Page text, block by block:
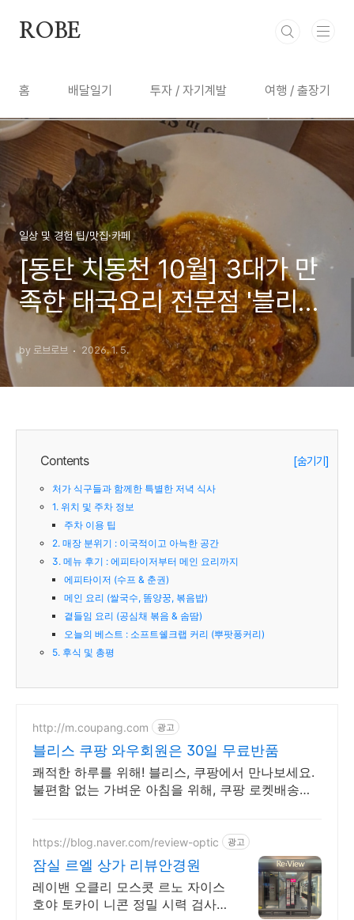
ROBE
홈 배달일기 투자 / 자기계발 여행 / 출장기
일상 및 경험 팁/맛집·카페
[동탄 치동천 10월] 3대가 만
족한 태국요리 전문점 '블리스
인 씨암' 가족 외식 후기
by 로브로브 2026. 1. 5.
Contents [숨기기]
처가 식구들과 함께한 특별한 저녁 식사
1. 위치 및 주차 정보
주차 이용 팁
2. 매장 분위기 : 이국적이고 아늑한 공간
3. 메뉴 후기 : 에피타이저부터 메인 요리까지
에피타이저 (수프 & 춘권)
메인 요리 (쌀국수, 똠양꿍, 볶음밥)
곁들임 요리 (공심채 볶음 & 솜땀)
오늘의 베스트 : 소프트쉘크랩 커리 (뿌팟퐁커리)
5. 후식 및 총평
http://m.coupang.com 광고
블리스 쿠팡 와우회원은 30일 무료반품
쾌적한 하루를 위해! 블리스, 쿠팡에서 만나보세요.
불편함 없는 가벼운 아침을 위해, 쿠팡 로켓배송으
https://blog.naver.com/review-optic 광고
잠실 르엘 상가 리뷰안경원
레이밴 오클리 모스콧 르노 자이스
호야 토카이 니콘 정밀 시력 검사,